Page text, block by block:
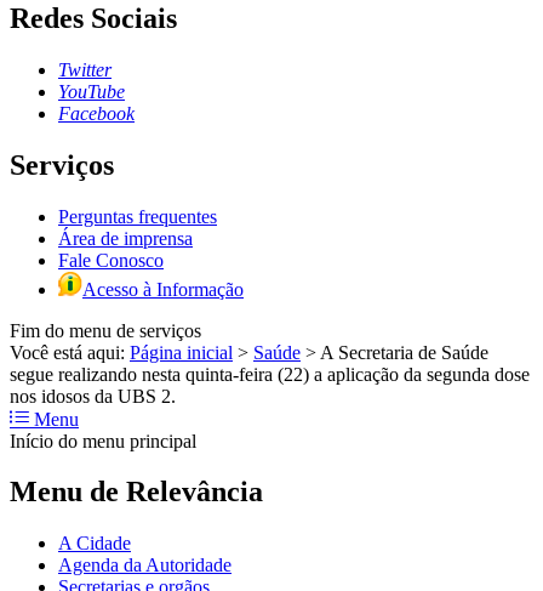
Redes Sociais
Twitter
YouTube
Facebook
Serviços
Perguntas frequentes
Área de imprensa
Fale Conosco
Acesso à Informação
Fim do menu de serviços
Você está aqui: Página inicial > Saúde > A Secretaria de Saúde
segue realizando nesta quinta-feira (22) a aplicação da segunda dose
nos idosos da UBS 2.
Menu
Início do menu principal
Menu de Relevância
A Cidade
Agenda da Autoridade